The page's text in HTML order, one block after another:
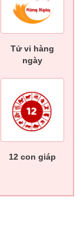
Tử vi hàng
ngày
12 con giáp